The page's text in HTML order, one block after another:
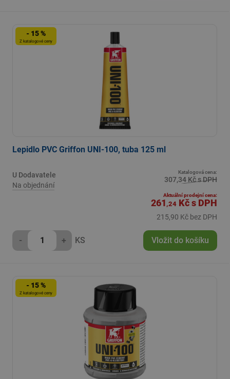
- 15 %
Z katalogové ceny
Lepidlo PVC Griffon UNI-100, tuba 125 ml
U Dodavatele
Na objednání
Katalogová cena:
307,34 Kč s DPH
Aktuální prodejní cena:
261 ,24 Kčs DPH
215,90 Kč bez DPH
- + KS Vložit do košíku
- 15 %
Z katalogové ceny